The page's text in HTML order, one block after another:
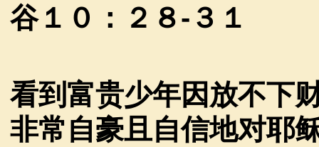
谷１０：２８- ３１
看到富贵少年因放不下
非常自豪且自信地对耶